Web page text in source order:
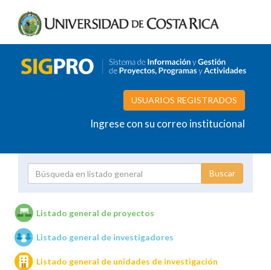
USUARIOS REGISTRADOS
Ingrese con su correo institucional
Unidades de investigación
Listado general de proyectos
Listado general de investigadores
Listado general de unidades de investigación